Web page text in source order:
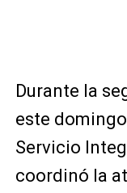
Durante la
este
Servicio
coordinó la